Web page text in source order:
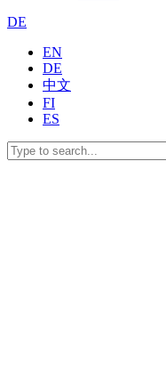
DE
EN
DE
中文
FI
ES